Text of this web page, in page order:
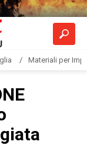
Materiali per